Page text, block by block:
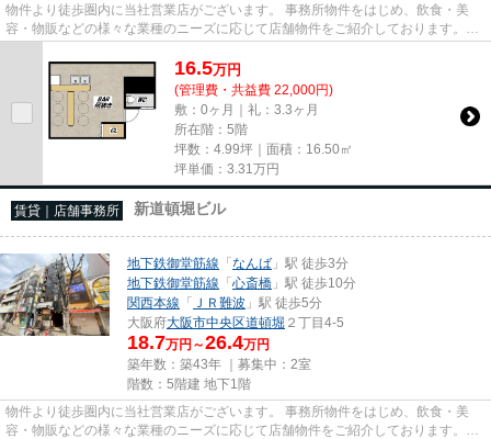
物件より徒歩圏内に当社営業店がございます。 事務所物件をはじめ、飲食・美
容・物販などの様々な業種のニーズに応じて店舗物件をご紹介しております。
尚、弊社ではおとり広告は一切...
16.5万円
(管理費・共益費 22,000円)
敷：0ヶ月｜礼：3.3ヶ月
所在階：5階
坪数：4.99坪｜面積：16.50㎡
坪単価： 3.31 万円
賃貸｜店舗事務所 新道頓堀ビル
地下鉄御堂筋線 「なんば 」駅 徒歩3分
地下鉄御堂筋線 「心斎橋 」駅 徒歩10分
関西本線 「 ＪＲ難波 」駅 徒歩5分
大阪府大阪市中央区道頓堀 ２丁目4-5
18.7万円～26.4万円
築年数：築43年 ｜募集中： 2室
階数：5階建 地下1階
物件より徒歩圏内に当社営業店がございます。 事務所物件をはじめ、飲食・美
容・物販などの様々な業種のニーズに応じて店舗物件をご紹介しております。